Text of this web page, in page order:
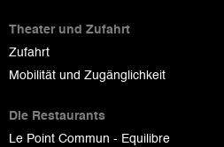
Theater und Zufahrt
Zufahrt
Mobilität und Zugänglichkeit
Die Restaurants
Le Point Commun - Equilibre